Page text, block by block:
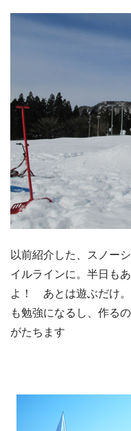
以前紹介した、スノー
イルラインに。半日も
よ！ あとは遊ぶだけ
も勉強になるし、作る
がたちます